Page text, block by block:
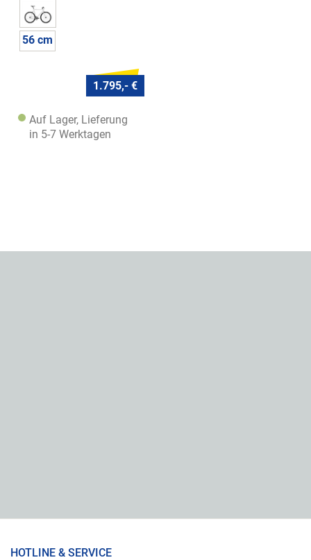
56 cm
1.795,- €
Auf Lager, Lieferung
in 5-7 Werktagen
HOTLINE & SERVICE